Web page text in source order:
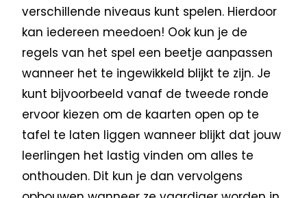
verschillende niveaus kunt spelen. Hierdoor
kan iedereen meedoen! Ook kun je de
regels van het spel een beetje aanpassen
wanneer het te ingewikkeld blijkt te zijn. Je
kunt bijvoorbeeld vanaf de tweede ronde
ervoor kiezen om de kaarten open op te
tafel te laten liggen wanneer blijkt dat jouw
leerlingen het lastig vinden om alles te
onthouden. Dit kun je dan vervolgens